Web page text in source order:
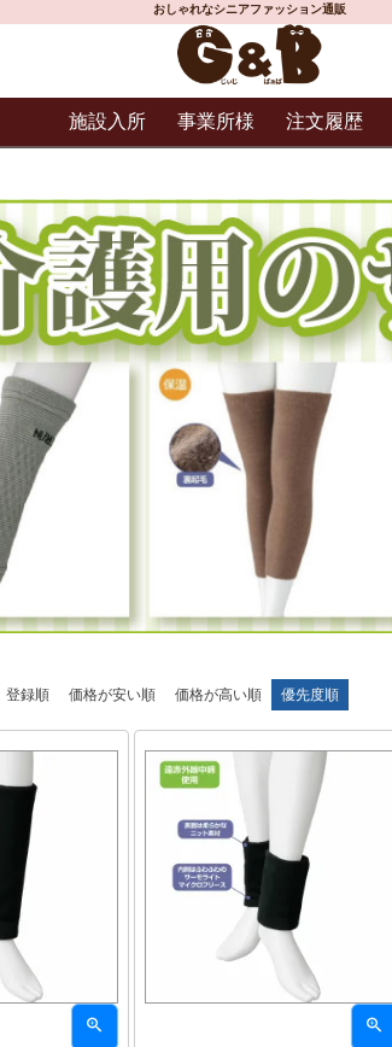
おしゃれなシニアファッション通販
施設入所 事業所様 注文履歴
登録順 価格が安い順 価格が高い順 優先度順